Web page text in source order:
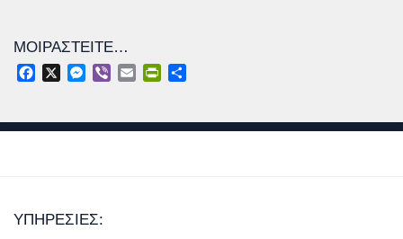
ΜΟΙΡΑΣΤΕΊΤΕ…
FacebookMessenger
Viber EmailPrintFriendly
ΥΠΗΡΕΣΊΕΣ: